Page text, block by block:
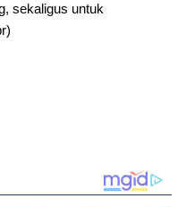
sekaligus untuk